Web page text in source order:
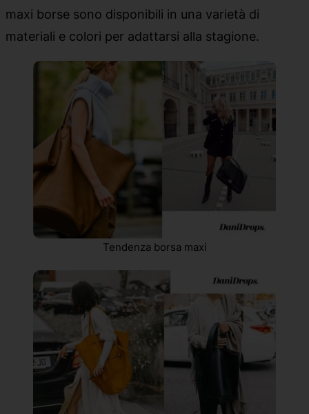
maxi borse sono disponibili in una varietà di
materiali e colori per adattarsi alla stagione.
Tendenza borsa maxi